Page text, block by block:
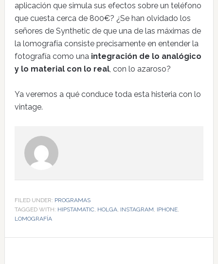
aplicación que simula sus efectos sobre un teléfono
que cuesta cerca de 800€? ¿Se han olvidado los
señores de Synthetic de que una de las máximas de
la lomografía consiste precisamente en entender la
fotografía como una integración de lo analógico
y lo material con lo real, con lo azaroso?
Ya veremos a qué conduce toda esta histeria con lo
vintage.
FILED UNDER: PROGRAMAS
TAGGED WITH: HIPSTAMATIC, HOLGA, INSTAGRAM, IPHONE,
LOMOGRAFÍA